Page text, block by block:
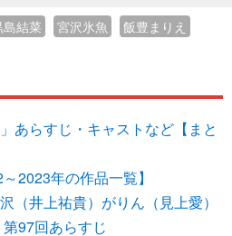
島結菜 宮沢氷魚 飯豊まりえ
あらすじ・キャストなど【まと
2023年の作品一覧】
（井上祐貴）がりん（見上愛）
97回あらすじ